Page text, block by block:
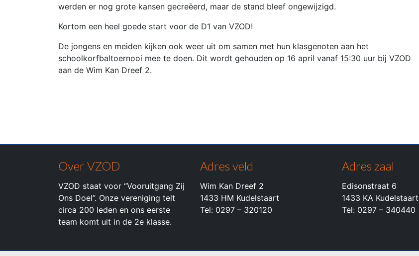
werden er nog grote kansen gecreëerd, maar de stand bleef ongewijzigd.
Kortom een heel goede start voor de D1 van VZOD!
De jongens en meiden kijken ook weer uit om samen met hun klasgenoten aan het
schoolkorfbaltoernooi mee te doen. Dit wordt gehouden op 16 april vanaf 15:30 uur bij VZOD
aan de Wim Kan Dreef 2.
Over VZOD
VZOD staat voor “Vooruitgang Zij
Ons Doel”. Onze vereniging telt
circa 200 leden en ons eerste
team komt uit in de 2e klasse.
Adres veld
Wim Kan Dreef 2
1433 HM Kudelstaart
Tel: 0297 – 320120
Adres zaal
Edisonstraat 6
1433 KA Kudelstaart
Tel: 0297 – 340440